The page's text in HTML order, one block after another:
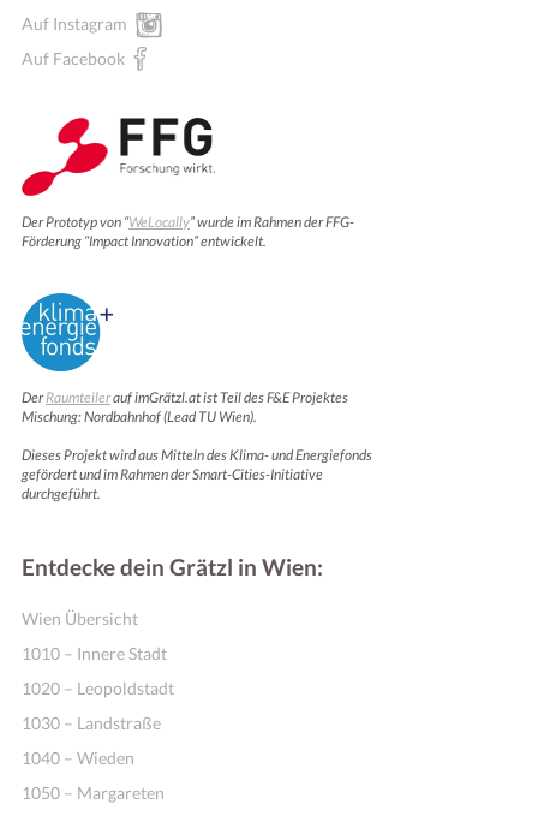
Auf Instagram
Auf Facebook
Der Prototyp von “WeLocally” wurde im Rahmen der FFG-
Förderung “Impact Innovation” entwickelt.
DerRaumteilerauf imGrätzl.at ist Teil des F&E Projektes
Mischung: Nordbahnhof (Lead TU Wien).
Dieses Projekt wird aus Mitteln des Klima- und Energiefonds
gefördert und im Rahmen der Smart-Cities-Initiative
durchgeführt.
Entdecke dein Grätzl in Wien:
Wien Übersicht
1010 – Innere Stadt
1020 – Leopoldstadt
1030 – Landstraße
1040 – Wieden
1050 – Margareten